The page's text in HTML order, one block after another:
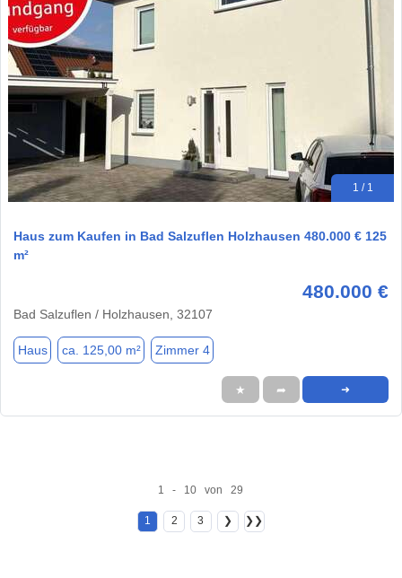
1 / 1
Haus zum Kaufen in Bad Salzuflen Holzhausen 480.000 € 125
m²
480.000 €
Bad Salzuflen / Holzhausen, 32107
Haus ca. 125,00 m² Zimmer 4
★ ➦ ➜
1 - 10 von 29
1 2 3 ❯ ❯❯